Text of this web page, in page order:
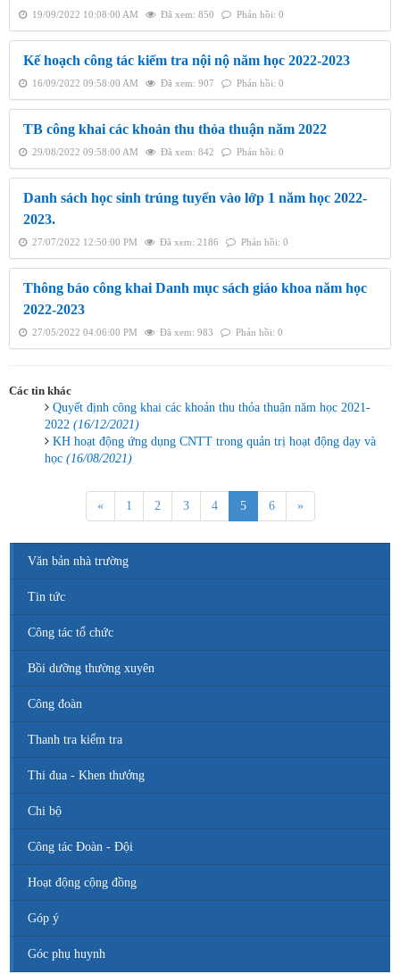
19/09/2022 10:08:00 AM Đã xem: 850 Phản hồi: 0
Kế hoạch công tác kiểm tra nội nộ năm học 2022-2023
16/09/2022 09:58:00 AM Đã xem: 907 Phản hồi: 0
TB công khai các khoản thu thỏa thuận năm 2022
29/08/2022 09:58:00 AM Đã xem: 842 Phản hồi: 0
Danh sách học sinh trúng tuyển vào lớp 1 năm học 2022-
2023.
27/07/2022 12:50:00 PM Đã xem: 2186 Phản hồi: 0
Thông báo công khai Danh mục sách giáo khoa năm học
2022-2023
27/05/2022 04:06:00 PM Đã xem: 983 Phản hồi: 0
Các tin khác
Quyết định công khai các khoản thu thỏa thuận năm học 2021-
2022 (16/12/2021)
KH hoạt động ứng dụng CNTT trong quản trị hoạt động dạy và
học (16/08/2021)
« 1 2 3 4 5 6 »
Văn bản nhà trường
Tin tức
Công tác tổ chức
Bồi dưỡng thường xuyên
Công đoàn
Thanh tra kiểm tra
Thi đua - Khen thưởng
Chi bộ
Công tác Đoàn - Đội
Hoạt động cộng đồng
Góp ý
Góc phụ huynh